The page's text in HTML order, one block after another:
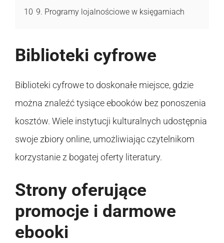
10 9. Programy lojalnościowe w księgarniach
Biblioteki cyfrowe
Biblioteki cyfrowe to doskonałe miejsce, gdzie
można znaleźć tysiące ebooków bez ponoszenia
kosztów. Wiele instytucji kulturalnych udostępnia
swoje zbiory online, umożliwiając czytelnikom
korzystanie z bogatej oferty literatury.
Strony oferujące
promocje i darmowe
ebooki